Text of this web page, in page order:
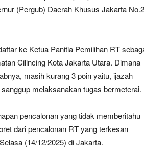
(Pergub) Daerah Khusus Jakarta
ke Ketua Panitia Pemilihan RT
Cilincing Kota Jakarta Utara. Dimana
masih kurang 3 poin yaitu, ijazah
melaksanakan tugas bermeterai.
pencalonan yang tidak memberitahu
dari pencalonan RT yang terkesan
(14/12/2025) di Jakarta.